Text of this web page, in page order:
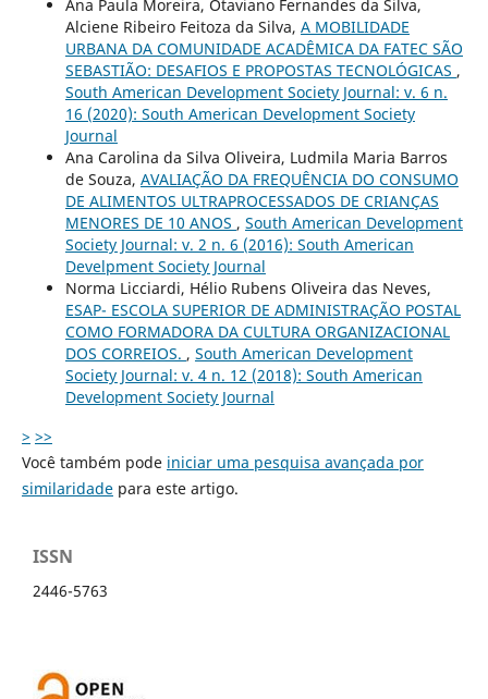
Ana Paula Moreira, Otaviano Fernandes da Silva,
Alciene Ribeiro Feitoza da Silva, A MOBILIDADE
URBANA DA COMUNIDADE ACADÊMICA DA FATEC SÃO
SEBASTIÃO: DESAFIOS E PROPOSTAS TECNOLÓGICAS ,
South American Development Society Journal: v. 6 n.
16 (2020): South American Development Society
Journal
Ana Carolina da Silva Oliveira, Ludmila Maria Barros
de Souza, AVALIAÇÃO DA FREQUÊNCIA DO CONSUMO
DE ALIMENTOS ULTRAPROCESSADOS DE CRIANÇAS
MENORES DE 10 ANOS , South American Development
Society Journal: v. 2 n. 6 (2016): South American
Develpment Society Journal
Norma Licciardi, Hélio Rubens Oliveira das Neves,
ESAP- ESCOLA SUPERIOR DE ADMINISTRAÇÃO POSTAL
COMO FORMADORA DA CULTURA ORGANIZACIONAL
DOS CORREIOS. , South American Development
Society Journal: v. 4 n. 12 (2018): South American
Development Society Journal
> >>
Você também pode iniciar uma pesquisa avançada por
similaridadepara este artigo.
ISSN
2446-5763